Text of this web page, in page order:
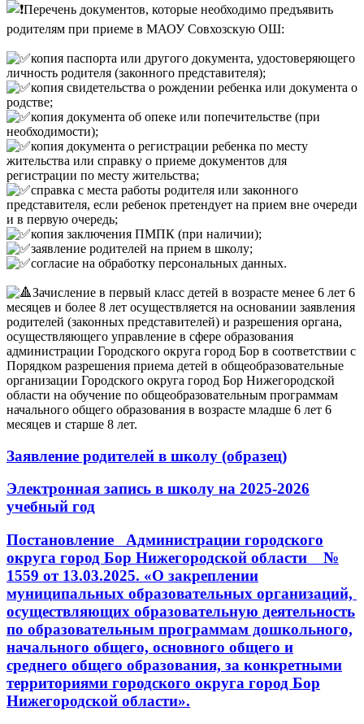
Перечень документов, которые необходимо предъявить
родителям при приеме в МАОУ Совхозскую ОШ:
копия паспорта или другого документа, удостоверяющего
личность родителя (законного представителя);
копия свидетельства о рождении ребенка или документа о
родстве;
копия документа об опеке или попечительстве (при
необходимости);
копия документа о регистрации ребенка по месту
жительства или справку о приеме документов для
регистрации по месту жительства;
справка с места работы родителя или законного
представителя, если ребенок претендует на прием вне очереди
и в первую очередь;
копия заключения ПМПК (при наличии);
заявление родителей на прием в школу;
согласие на обработку персональных данных.
Зачисление в первый класс детей в возрасте менее 6 лет 6
месяцев и более 8 лет осуществляется на основании заявления
родителей (законных представителей) и разрешения органа,
осуществляющего управление в сфере образования
администрации Городского округа город Бор в соответствии с
Порядком разрешения приема детей в общеобразовательные
организации Городского округа город Бор Нижегородской
области на обучение по общеобразовательным программам
начального общего образования в возрасте младше 6 лет 6
месяцев и старше 8 лет.
Заявление родителей в школу (образец)
Электронная запись в школу на 2025-2026
учебный год
Постановление Администрации городского
округа город Бор Нижегородской области №
1559 от 13.03.2025. «О закреплении
муниципальных образовательных организаций,
осуществляющих образовательную деятельность
по образовательным программам дошкольного,
начального общего, основного общего и
среднего общего образования, за конкретными
территориями городского округа город Бор
Нижегородской области».